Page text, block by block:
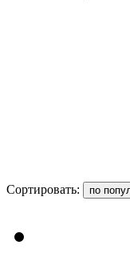
Сортировать: